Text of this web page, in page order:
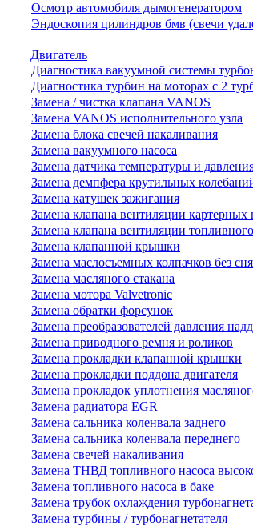
Осмотр автомобиля дымогенератором
Эндоскопия цилиндров бмв (свечи
Двигатель
Диагностика вакуумной системы
Диагностика турбин на моторах с 2
Замена / чистка клапана VANOS
Замена VANOS исполнительного узла
Замена блока свечей накаливания
Замена вакуумного насоса
Замена датчика температуры и
Замена демпфера крутильных
Замена катушек зажигания
Замена клапана вентиляции картерных
Замена клапана вентиляции
Замена клапанной крышки
Замена маслосъемных колпачков без
Замена масляного стакана
Замена мотора Valvetronic
Замена обратки форсунок
Замена преобразователей давления
Замена приводного ремня и роликов
Замена прокладки клапанной крышки
Замена прокладки поддона двигателя
Замена прокладок уплотнения
Замена радиатора EGR
Замена сальника коленвала заднего
Замена сальника коленвала переднего
Замена свечей накаливания
Замена ТНВД топливного насоса
Замена топливного насоса в баке
Замена трубок охлаждения
Замена турбины / турбонагнетателя